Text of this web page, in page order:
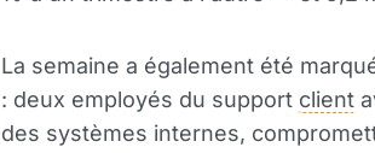
La semaine a également été
: deux employés du support client
des systèmes internes,